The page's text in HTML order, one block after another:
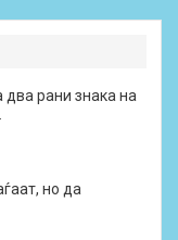
рани знака на
но да